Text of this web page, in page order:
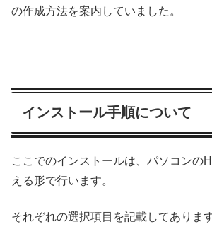
の作成方法を案内していました。
インストール手順について
ここでのインストールは、パソコンの
える形で行います。
それぞれの選択項目を記載してありま